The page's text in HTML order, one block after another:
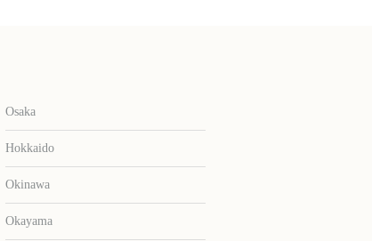
Osaka
Hokkaido
Okinawa
Okayama